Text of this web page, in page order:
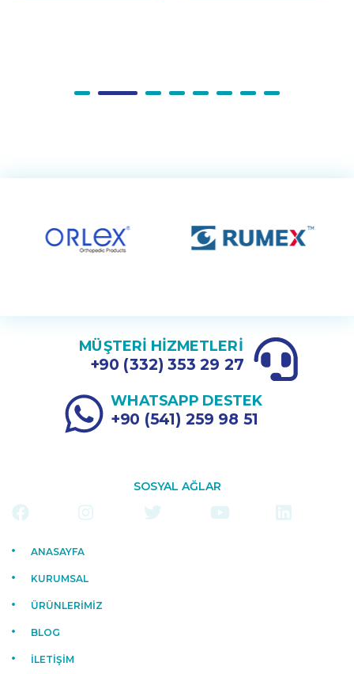
MÜŞTERİ HİZMETLERİ
+90 (332) 353 29 27
WHATSAPP DESTEK
+90 (541) 259 98 51
SOSYAL AĞLAR
ANASAYFA
KURUMSAL
ÜRÜNLERİMİZ
BLOG
İLETİŞİM